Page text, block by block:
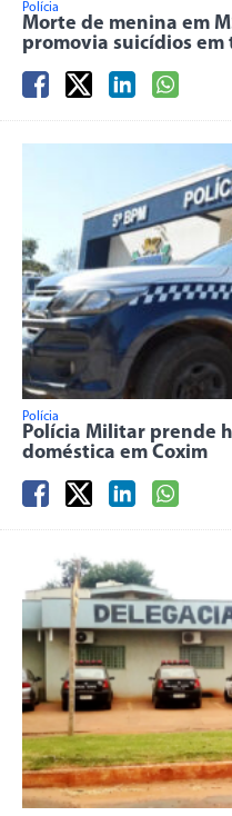
Polícia
Morte de menina em
promovia suicídios em
Polícia
Polícia Militar prende
doméstica em Coxim